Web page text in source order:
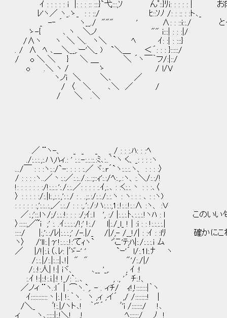
ｲ : : : : : i |: : : :: :::}`弋:::,ｿ んﾟ::}ﾘi: : : : : | お肉はノ
ﾚ'ヽ／ ヽ_.ゝ_ : : ::/ ﾋ::ｿﾉ /: : :: : :ト､_
_ -‐ ´ ヽ__./ """ ' ∧: : ::i::./ とっても具だく
ゝ-{ ､ ヽ ＼ノ "" i:::| : : :|/
/∧ヽ ヽ ＼ ＼. ヽ＼ ﾍ ｲ: :| : :::}
. / ∧ ﾍ ､＿＼__,.ー'＼_ ) `＼＿ ＜´: : : }:::::/
/ o ＼ ＼ } ＼ ＿ ＼ ´ヽ￣｀フ/:|::/
o .＼ ヽ / ゝ / l/V
ヽノi ＼ ＼､ ／
/ 〈 ＼ ､＼ ／ /
/ ＼ .＼
／ ¨ヽ-、 _ _ _ _ / : : :.ﾊ: : :ﾍ
./:.:.:.,:.ハ,ﾊィ.: ' :.:.-:.:.::.:ﾐ､:..｀`ヽ く、_: : : :ヽ
.../￣ : : :ヽ:.:/`-: : : : :.／ ヾ:.r´`ヽ:.:.:.ヽ、 : : : :〉
/ : : : :ヽ..／丶:.:／:.:../.:..:;::ｨ':.:/ﾍ:.,.:ヽ、:.＼/:.:/!
!: : : : : : :/!:.:.:.':./:.:.／: : : : :.ｲ,:.､ : :く:.:.丶 : : :､〈
〉 : : : : :/:.|l:.,:.:.,':.:./ : . .;:.:/:.:./:.:.ヽ : ヽ: : : ､ : :ヽ)
: : : : : :,':.:..:.,／:.:./ : : :,.':./:ハ:.:.:,1:.!:.:.!:.:∧ :ヽ、 :Ｖ
／:.;'::.lヽ/;/:.:.:!: : : :/;ｲ:.l ', :/ |:.:.:.ﾄ､:.:.:.!ヽﾊ : l このいい匂
〉:::::,／~i ;' :. .ｲ:.:.:.:/!;' !:./ l|:./_l_ ! | :i : : !:.:.:.:.|
::::/ |:,':.:/ﾚ|:.:.:.;' /-.|/_ /|/,- /__!/| : :ｲ : :lﾘ 確かにこれな
ヽ〉 /'lｌ:.|γ!:.:.:.!:'てｨヽ` 'ﾞこ'ﾃ;ﾊ|:./:.:.:.i ム
／ |/!|:.i.（､ﾚ: |ﾞゞ-' ' `ｰ'´ l/:.1l:.ﾅ ヽ
/:.:.|/:.|:.::|､!| " " "'/:./|/
/:.:!:人| !:| iヾ、 ､__ '_,. , ｲ :!
:.ｲ !:|::!:.i.|:! !_/:`:..､ , ., '´ ﾁ:.!、
／ノィ ¨ヽ.:l´ | .⌒ヽ.`,. - . ィﾁ/ ｨ!,!:::::::|｀ヽ
ｲ:::::::::::丶|:.| !:.｀ヽ. ヽ ,ィ ,イ´ ,/ /::::::::! |
/＼_ ﾞ!:.|/ヽト､! ｀'"´ ﾞ'i /:::::::/ !､
ィ ヽ､:::::|:.!＼! ,! ﾍ::::::/ ﾉ !